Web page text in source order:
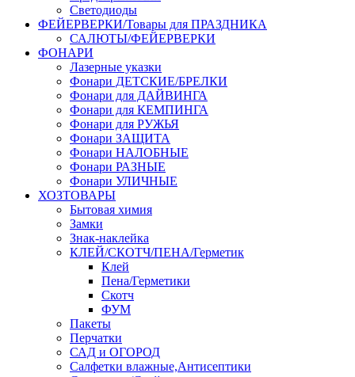
Светодиоды
ФЕЙЕРВЕРКИ/Товары для ПРАЗДНИКА
САЛЮТЫ/ФЕЙЕРВЕРКИ
ФОНАРИ
Лазерные указки
Фонари ДЕТСКИЕ/БРЕЛКИ
Фонари для ДАЙВИНГА
Фонари для КЕМПИНГА
Фонари для РУЖЬЯ
Фонари ЗАЩИТА
Фонари НАЛОБНЫЕ
Фонари РАЗНЫЕ
Фонари УЛИЧНЫЕ
ХОЗТОВАРЫ
Бытовая химия
Замки
Знак-наклейка
КЛЕЙ/СКОТЧ/ПЕНА/Герметик
Клей
Пена/Герметики
Скотч
ФУМ
Пакеты
Перчатки
САД и ОГОРОД
Салфетки влажные,Антисептики